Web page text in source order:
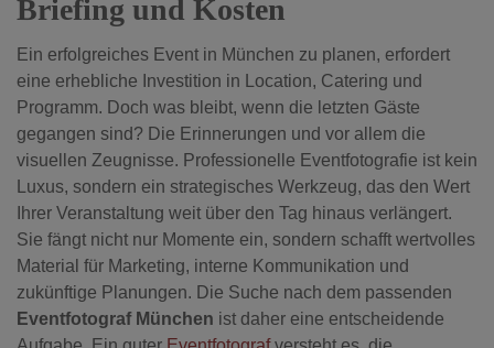
Briefing und Kosten
Ein erfolgreiches Event in München zu planen, erfordert
eine erhebliche Investition in Location, Catering und
Programm. Doch was bleibt, wenn die letzten Gäste
gegangen sind? Die Erinnerungen und vor allem die
visuellen Zeugnisse. Professionelle Eventfotografie ist kein
Luxus, sondern ein strategisches Werkzeug, das den Wert
Ihrer Veranstaltung weit über den Tag hinaus verlängert.
Sie fängt nicht nur Momente ein, sondern schafft wertvolles
Material für Marketing, interne Kommunikation und
zukünftige Planungen. Die Suche nach dem passenden
Eventfotograf München ist daher eine entscheidende